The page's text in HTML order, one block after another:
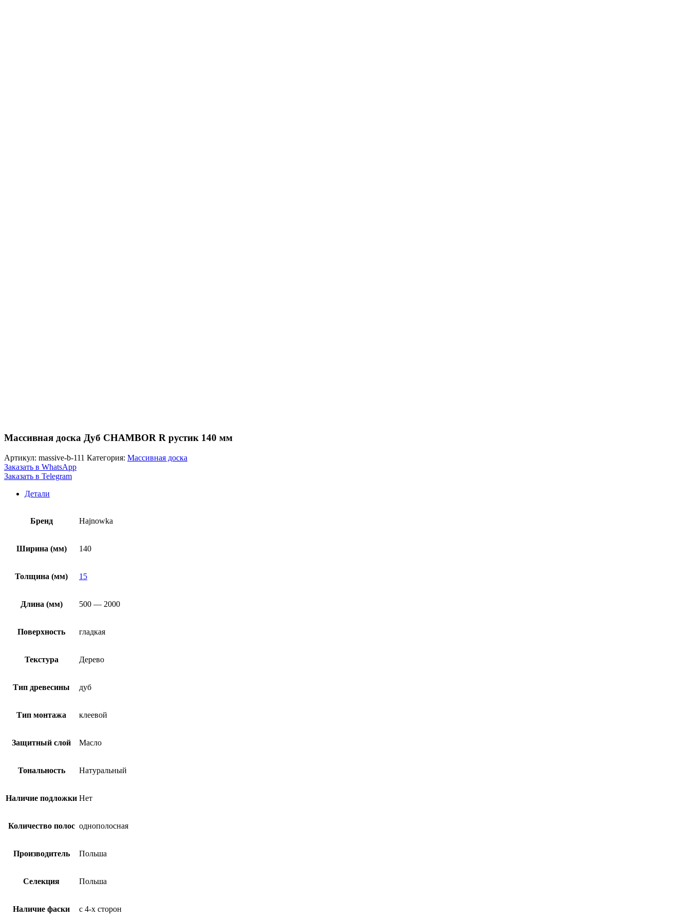
Массивная доска Дуб CHAMBOR R рустик 140 мм
Артикул: massive-b-111 Категория: Массивная доска
Заказать в WhatsApp
Заказать в Telegram
Детали
Бренд Hajnowka
Ширина (мм) 140
Толщина (мм) 15
Длина (мм) 500 — 2000
Поверхность гладкая
Текстура Дерево
Тип древесины дуб
Тип монтажа клеевой
Защитный слой Масло
Тональность Натуральный
Наличие подложки Нет
Количество полос однополосная
Производитель Польша
Селекция Польша
Наличие фаски с 4-х сторон